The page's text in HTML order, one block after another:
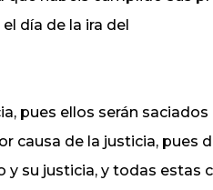
día de la ira del
pues ellos serán saciados
causa de la justicia, pues
y su justicia, y todas estas